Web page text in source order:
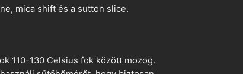
mica shift és a sutton slice.
110-130 Celsius fok között mozog.